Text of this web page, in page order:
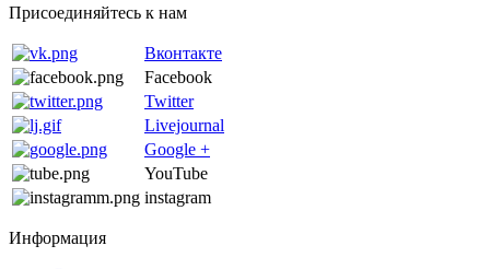
Присоединяйтесь к нам
Вконтакте
Facebook
Twitter
Livejournal
Google +
YouTube
instagram
Информация